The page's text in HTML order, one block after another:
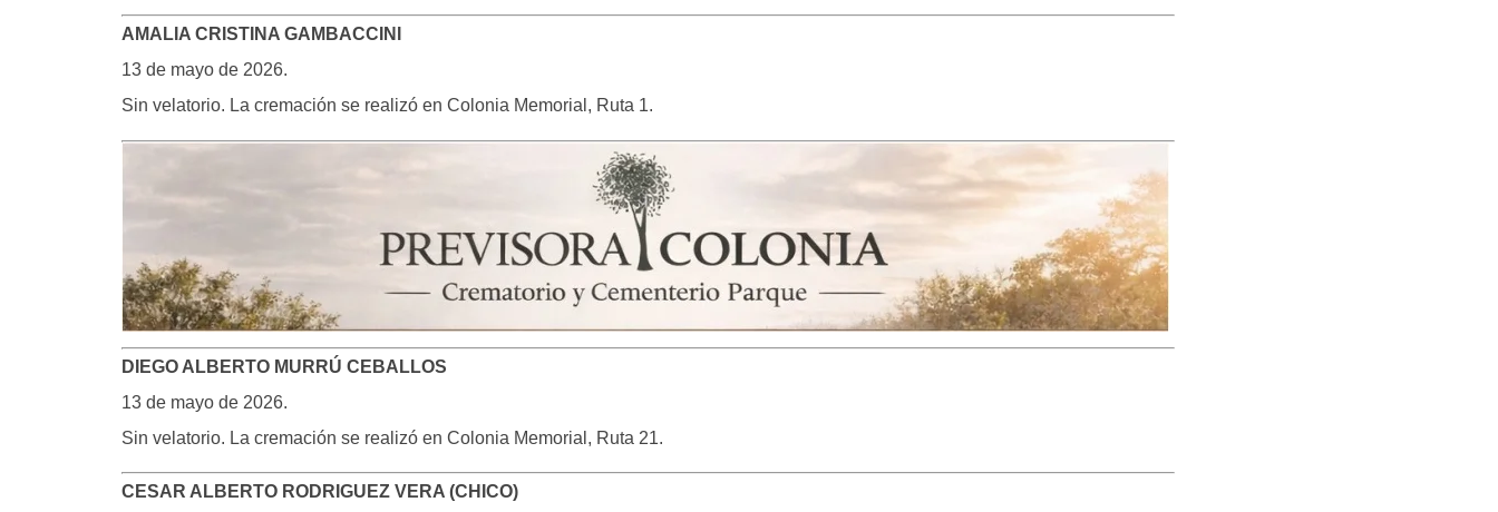
AMALIA CRISTINA GAMBACCINI
13 de mayo de 2026.
Sin velatorio. La cremación se realizó en Colonia Memorial, Ruta 1.
DIEGO ALBERTO MURRÚ CEBALLOS
13 de mayo de 2026.
Sin velatorio. La cremación se realizó en Colonia Memorial, Ruta 21.
CESAR ALBERTO RODRIGUEZ VERA (CHICO)